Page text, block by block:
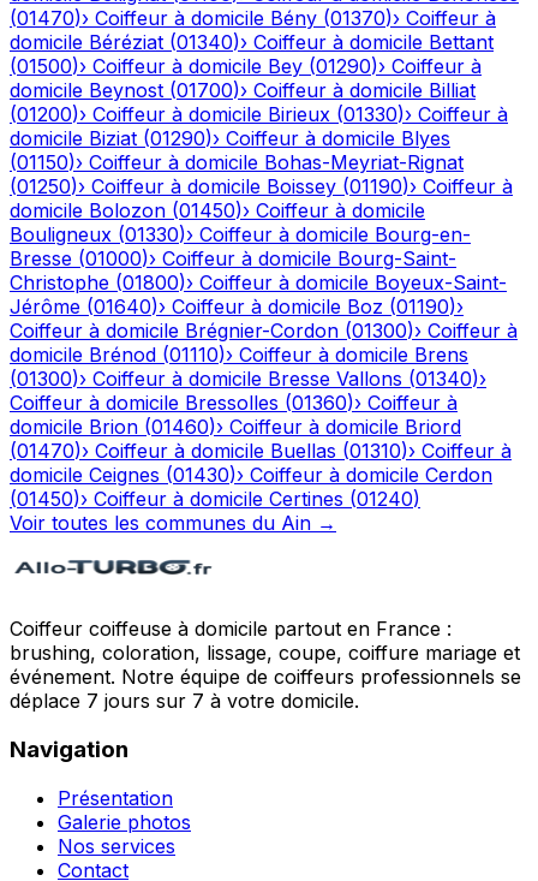
(01470)› Coiffeur à domicile Bény (01370)› Coiffeur à
domicile Béréziat (01340)› Coiffeur à domicile Bettant
(01500)› Coiffeur à domicile Bey (01290)› Coiffeur à
domicile Beynost (01700)› Coiffeur à domicile Billiat
(01200)› Coiffeur à domicile Birieux (01330)› Coiffeur à
domicile Biziat (01290)› Coiffeur à domicile Blyes
(01150)› Coiffeur à domicile Bohas-Meyriat-Rignat
(01250)› Coiffeur à domicile Boissey (01190)› Coiffeur à
domicile Bolozon (01450)› Coiffeur à domicile
Bouligneux (01330)› Coiffeur à domicile Bourg-en-
Bresse (01000)› Coiffeur à domicile Bourg-Saint-
Christophe (01800)› Coiffeur à domicile Boyeux-Saint-
Jérôme (01640)› Coiffeur à domicile Boz (01190)›
Coiffeur à domicile Brégnier-Cordon (01300)› Coiffeur à
domicile Brénod (01110)› Coiffeur à domicile Brens
(01300)› Coiffeur à domicile Bresse Vallons (01340)›
Coiffeur à domicile Bressolles (01360)› Coiffeur à
domicile Brion (01460)› Coiffeur à domicile Briord
(01470)› Coiffeur à domicile Buellas (01310)› Coiffeur à
domicile Ceignes (01430)› Coiffeur à domicile Cerdon
(01450)› Coiffeur à domicile Certines (01240)
Voir toutes les communes du Ain →
Coiffeur coiffeuse à domicile partout en France :
brushing, coloration, lissage, coupe, coiffure mariage et
événement. Notre équipe de coiffeurs professionnels se
déplace 7 jours sur 7 à votre domicile.
Navigation
Présentation
Galerie photos
Nos services
Contact